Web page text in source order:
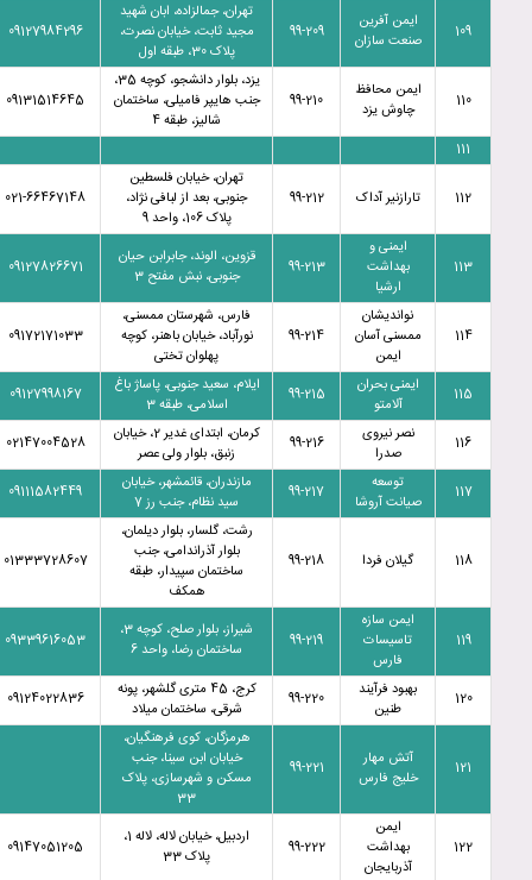
109
ایمن آفرین
صنعت سازان
99-209
تهران، جمالزاده، ابان شهید
مجید ثابت، خیابان نصرت،
پلاک 30، طبقه اول
09127984296
110
ایمن محافظ
چاوش یزد
99-210
یزد، بلوار دانشجو، کوچه 35،
جنب هایپر فامیلی، ساختمان
شالیز، طبقه 4
09131514645
111
112 تارازنیر آداک 99-212
تهران، خیابان فلسطین
جنوبی، بعد از لبافی نژاد،
پلاک 106، واحد 9
021-66467148
113
ایمنی و
بهداشت
ارشیا
99-213
قزوین، الوند، جابرابن حیان
جنوبی، نبش مفتح 3
09127826671
114
نواندیشان
ممسنی آسان
ایمن
99-214
فارس، شهرستان ممسنی،
نورآباد، خیابان باهنر، کوچه
پهلوان تختی
09172171033
115
ایمنی بحران
آلامتو
99-215
ایلام، سعید جنوبی، پاساژ باغ
اسلامی، طبقه 3
09127998167
116
نصر نیروی
صدرا
99-216
کرمان، ابتدای غدیر 2، خیابان
زنبق، بلوار ولی عصر
02147004528
117
توسعه
صیانت آروشا
99-217
مازندران، قائمشهر، خیابان
سید نظام، جنب رز 7
09111582449
118 گیلان فردا 99-218
رشت، گلسار، بلوار دیلمان،
بلوار آذراندامی، جنب
ساختمان سپیدار، طبقه
همکف
01333728607
119
ایمن سازه
تاسیسات
فارس
99-219
شیراز، بلوار صلح، کوچه 3،
ساختمان رضا، واحد 6
09339616053
120
بهبود فرآیند
طنین
99-220
کرج، 45 متری گلشهر، پونه
شرقی، ساختمان میلاد
09124022836
121
آتش مهار
خلیج فارس
99-221
هرمزگان، کوی فرهنگیان،
خیابان ابن سینا، جنب
مسکن و شهرسازی، پلاک
33
122
ایمن
بهداشت
آذربایجان
99-222
اردبیل، خیابان لاله، لاله 1،
پلاک 33
09147051205